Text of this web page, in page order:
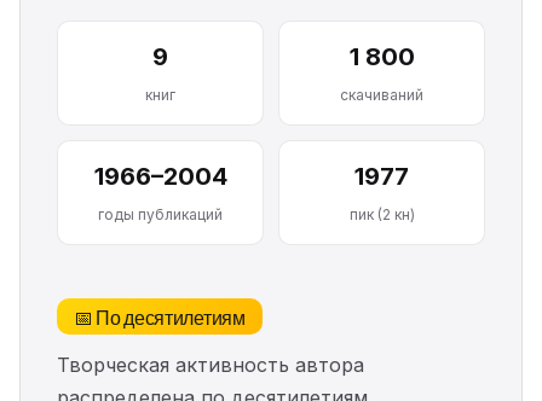
9
книг
1 800
скачиваний
1966–2004
годы публикаций
1977
пик (2 кн)
📅 По десятилетиям
Творческая активность автора